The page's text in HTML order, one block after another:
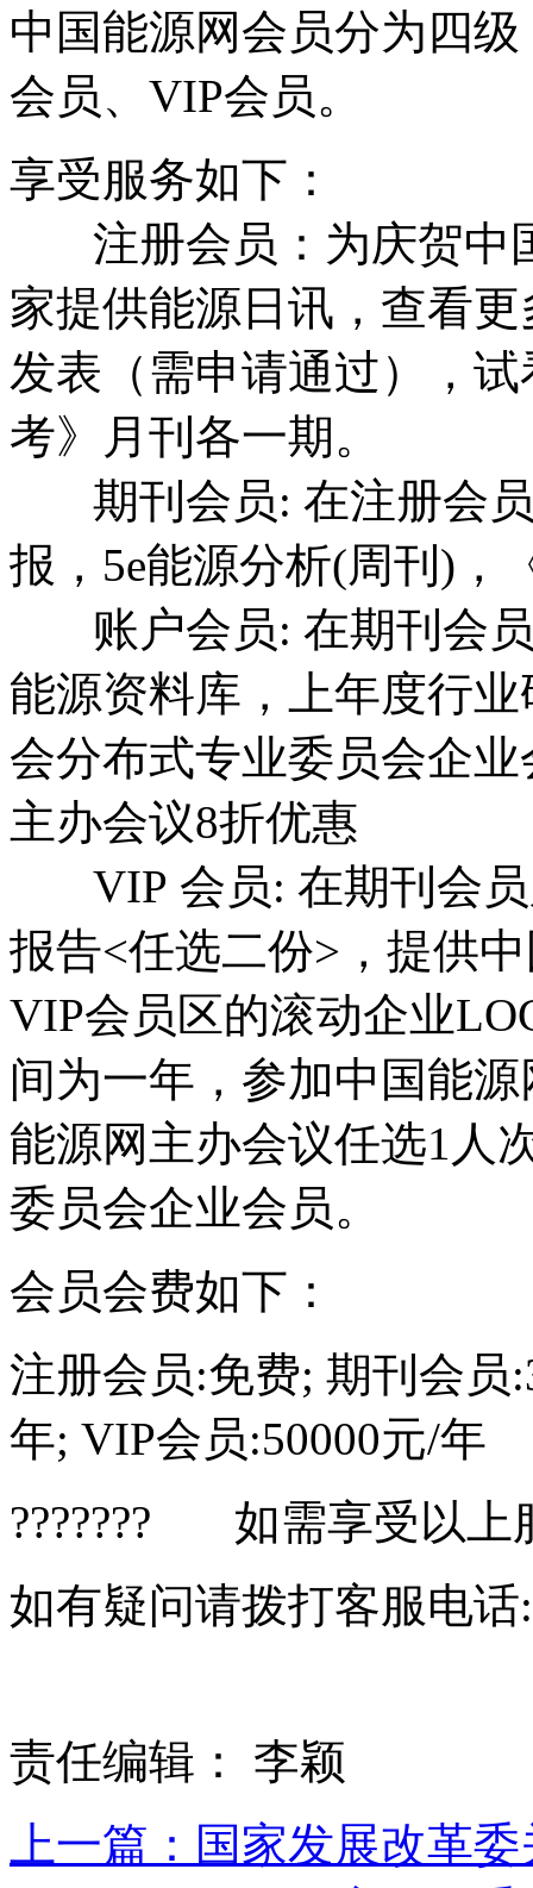
中国能源网会员分为四
会员、VIP会员。
享受服务如下：
注册会员：为庆贺中
家提供能源日讯，查看
发表（需申请通过），
考》月刊各一期。
期刊会员: 在注册会员
报，5e能源分析(周刊)，
账户会员: 在期刊会员
能源资料库，上年度行
会分布式专业委员会企
主办会议8折优惠
VIP 会员: 在期刊会员
报告<任选二份>，提供
VIP会员区的滚动企业
间为一年，参加中国能
能源网主办会议任选1人
委员会企业会员。
会员会费如下：
注册会员:免费; 期刊会员
年; VIP会员:50000元/年
??????? 如需享受以上
如有疑问请拨打客服电话
责任编辑： 李颖
上一篇：国家发展改革